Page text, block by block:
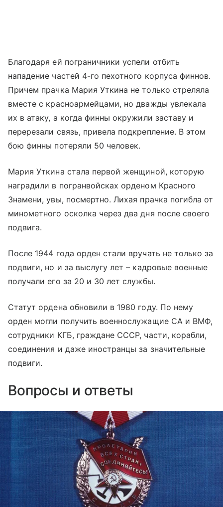
Благодаря ей пограничники успели отбить
нападение частей 4-го пехотного корпуса финнов.
Причем прачка Мария Уткина не только стреляла
вместе с красноармейцами, но дважды увлекала
их в атаку, а когда финны окружили заставу и
перерезали связь, привела подкрепление. В этом
бою финны потеряли 50 человек.
Мария Уткина стала первой женщиной, которую
наградили в погранвойсках орденом Красного
Знамени, увы, посмертно. Лихая прачка погибла от
минометного осколка через два дня после своего
подвига.
После 1944 года орден стали вручать не только за
подвиги, но и за выслугу лет – кадровые военные
получали его за 20 и 30 лет службы.
Статут ордена обновили в 1980 году. По нему
орден могли получить военнослужащие СА и ВМФ,
сотрудники КГБ, граждане СССР, части, корабли,
соединения и даже иностранцы за значительные
подвиги.
Вопросы и ответы